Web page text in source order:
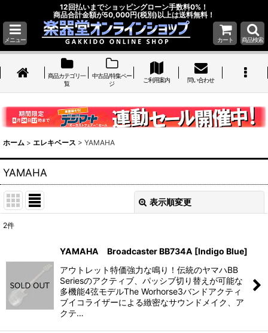
12回払いまでショッピングローン手数料0%！
商品合計金額が50,000円(税別)以上は送料無料！
メニュー カート 商品検索
商品カテゴリ一
覧
中古品/特集ペー
ジ
ご利用案内 問い合わせ
ホーム > エレキベース > YAMAHA
YAMAHA
表示順変更
絞り込む
2件
YAMAHA Broadcaster BB734A [Indigo Blue]
アウトレット特価強力な鳴り！伝統のヤマハBB
Seriesのアクティブ、パッシブ切り替えが可能な
多機能4弦モデルThe Worhorse3バンドアクティ
ブイコライザーによる緻密なサウンドメイク、ア
クテ…